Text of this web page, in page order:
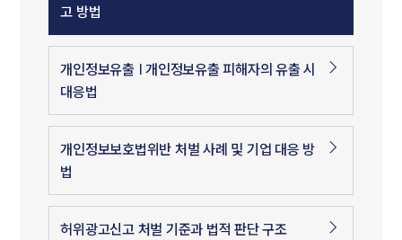
고 방법
개인정보유출 | 개인정보유출 피해자의 유출 시
대응법
개인정보보호법위반 처벌 사례 및 기업 대응 방
법
허위광고신고 처벌 기준과 법적 판단 구조